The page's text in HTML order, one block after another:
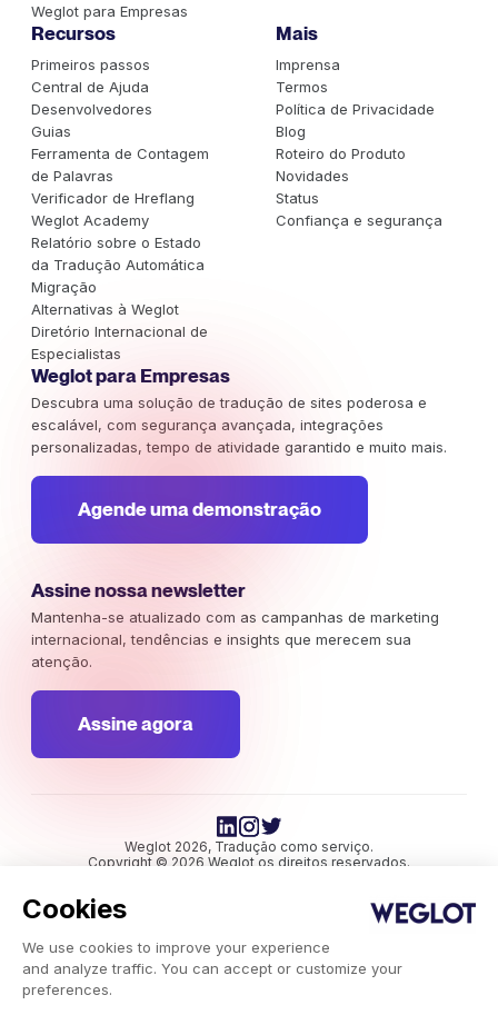
Cookies
We use cookies to improve your experience
and analyze traffic. You can accept or customize your
preferences.
Weglot para Empresas
Recursos
Primeiros passos
Central de Ajuda
Desenvolvedores
Guias
Ferramenta de Contagem
de Palavras
Verificador de Hreflang
Weglot Academy
Relatório sobre o Estado
da Tradução Automática
Migração
Alternativas à Weglot
Diretório Internacional de
Especialistas
Mais
Imprensa
Termos
Política de Privacidade
Blog
Roteiro do Produto
Novidades
Status
Confiança e segurança
Weglot para Empresas
Descubra uma solução de tradução de sites poderosa e
escalável, com segurança avançada, integrações
personalizadas, tempo de atividade garantido e muito mais.
Agende uma demonstração
Assine nossa newsletter
Mantenha-se atualizado com as campanhas de marketing
internacional, tendências e insights que merecem sua
atenção.
Assine agora
Weglot 2026, Tradução como serviço.
Copyright © 2026 Weglot os direitos reservados.